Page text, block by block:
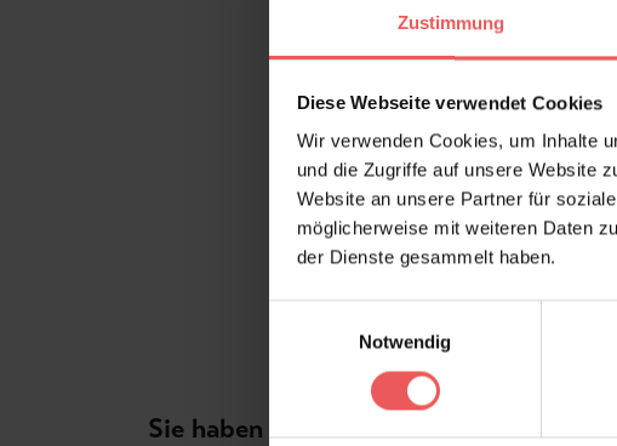
Zustimmung
Diese Webseite verwendet Cookies
Wir verwenden Cookies, um Inhalte
und die Zugriffe auf unsere Website
Website an unsere Partner für
möglicherweise mit weiteren Daten
der Dienste gesammelt haben.
Notwendig
Sie haben Fragen zum Produkt?